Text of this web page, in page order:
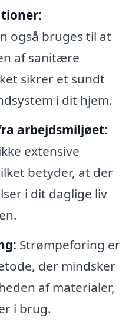
også bruges til at
af sanitære
sikrer et sundt
i dit hjem.
arbejdsmiljøet:
extensive
betyder, at der
i dit daglige liv
Strømpeforing er
der mindsker
af materialer,
i brug.